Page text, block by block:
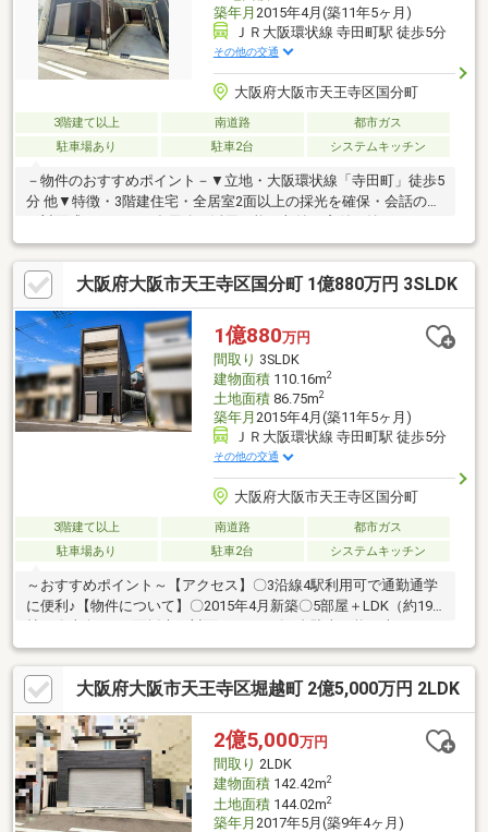
築年月 2015年4月(築11年5ヶ月)
ＪＲ大阪環状線 寺田町駅 徒歩5分
その他の交通
大阪府大阪市天王寺区国分町
3階建て以上 南道路
都市ガス
駐車場あり
駐車2台 システムキッチン
－物件のおすすめポイント－▼立地・大阪環状線「寺田町」徒歩5
分 他▼特徴・3階建住宅・全居室2面以上の採光を確保・会話の弾
所・2階・3階は南向きバルコニー付・カースペース2台分有(車種
による／縦列駐車)・即引渡し可能(残金精算後)▼設備・食洗機・
浴室乾燥機・TVモニター付インターホン▼周辺環境・ライフ寺田
町駅前店 徒歩2分(約130m)・大阪市立聖和小学校 徒歩3分(約
200m)■ ご希望の住まい探しをお手伝いします ━━━━━・・・
物件の詳細・ご相談はお気軽にお問い合わせください。
大阪府大阪市天王寺区国分町 1億880万円 3SLDK
1億880万円
間取り 3SLDK
建物面積110.16m2
土地面積86.75m2
築年月 2015年4月(築11年5ヶ月)
ＪＲ大阪環状線 寺田町駅 徒歩5分
その他の交通
大阪府大阪市天王寺区国分町
3階建て以上 南道路
都市ガス
駐車場あり
駐車2台 システムキッチン
～おすすめポイント～【アクセス】〇3沿線4駅利用可で通勤通学
に便利♪【物件について】〇2015年4月新築〇5部屋＋LDK（約19
ります）〇前道約8ｍ／間口約8.6ｍ〇リフォーム完了予定（26年7
月）→水回り設備交換、クロス張替、フロアコーティング
+・・・・・・・・・・・・・・・・・・・・・・・+資金計画も
丁寧にサポートしますので、お金の不安も安心してご相談くださ
い。現地見学もお気軽に！まずはお問い合わせだけでも大歓迎で
す♪
大阪府大阪市天王寺区堀越町 2億5,000万円 2LDK
2億5,000万円
間取り 2LDK
建物面積142.42m2
土地面積144.02m2
築年月 2017年5月(築9年4ヶ月)